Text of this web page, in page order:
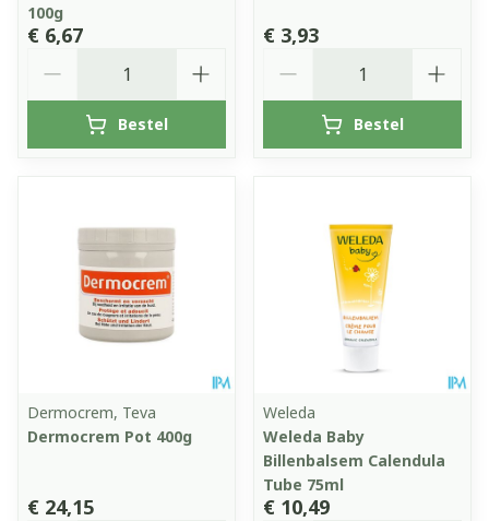
100g
€ 6,67
Bestel
€ 3,93
Bestel
Dermocrem, Teva
Dermocrem Pot 400g
€ 24,15
Weleda
Weleda Baby
Billenbalsem Calendula
Tube 75ml
€ 10,49